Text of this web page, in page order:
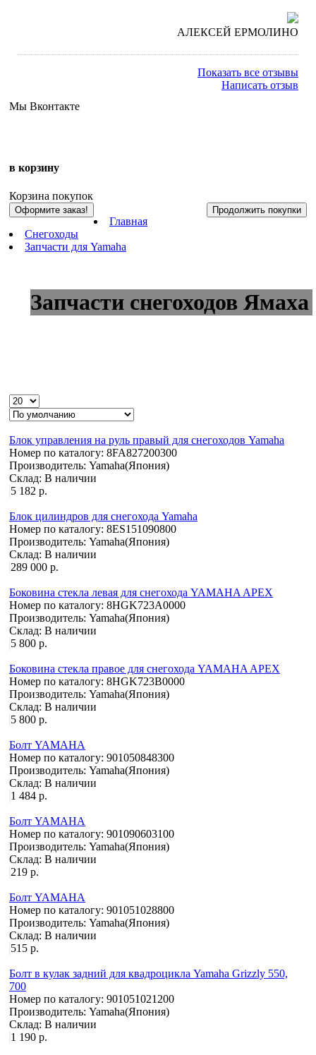
АЛЕКСЕЙ ЕРМОЛИНО
Показать все отзывы
Написать отзыв
Мы Вконтакте
в корзину
Корзина покупок
Оформите заказ! Продолжить покупки
Главная
Снегоходы
Запчасти для Yamaha
Запчасти снегоходов Ямаха
Блок управления на руль правый для снегоходов Yamaha
Номер по каталогу: 8FA827200300
Производитель: Yamaha(Япония)
Склад: В наличии
5 182 р.
Блок цилиндров для снегохода Yamaha
Номер по каталогу: 8ES151090800
Производитель: Yamaha(Япония)
Склад: В наличии
289 000 р.
Боковина стекла левая для снегохода YAMAHA APEX
Номер по каталогу: 8HGK723A0000
Производитель: Yamaha(Япония)
Склад: В наличии
5 800 р.
Боковина стекла правое для снегохода YAMAHA APEX
Номер по каталогу: 8HGK723B0000
Производитель: Yamaha(Япония)
Склад: В наличии
5 800 р.
Болт YAMAHA
Номер по каталогу: 901050848300
Производитель: Yamaha(Япония)
Склад: В наличии
1 484 р.
Болт YAMAHA
Номер по каталогу: 901090603100
Производитель: Yamaha(Япония)
Склад: В наличии
219 р.
Болт YAMAHA
Номер по каталогу: 901051028800
Производитель: Yamaha(Япония)
Склад: В наличии
515 р.
Болт в кулак задний для квадроцикла Yamaha Grizzly 550,
700
Номер по каталогу: 901051021200
Производитель: Yamaha(Япония)
Склад: В наличии
1 190 р.